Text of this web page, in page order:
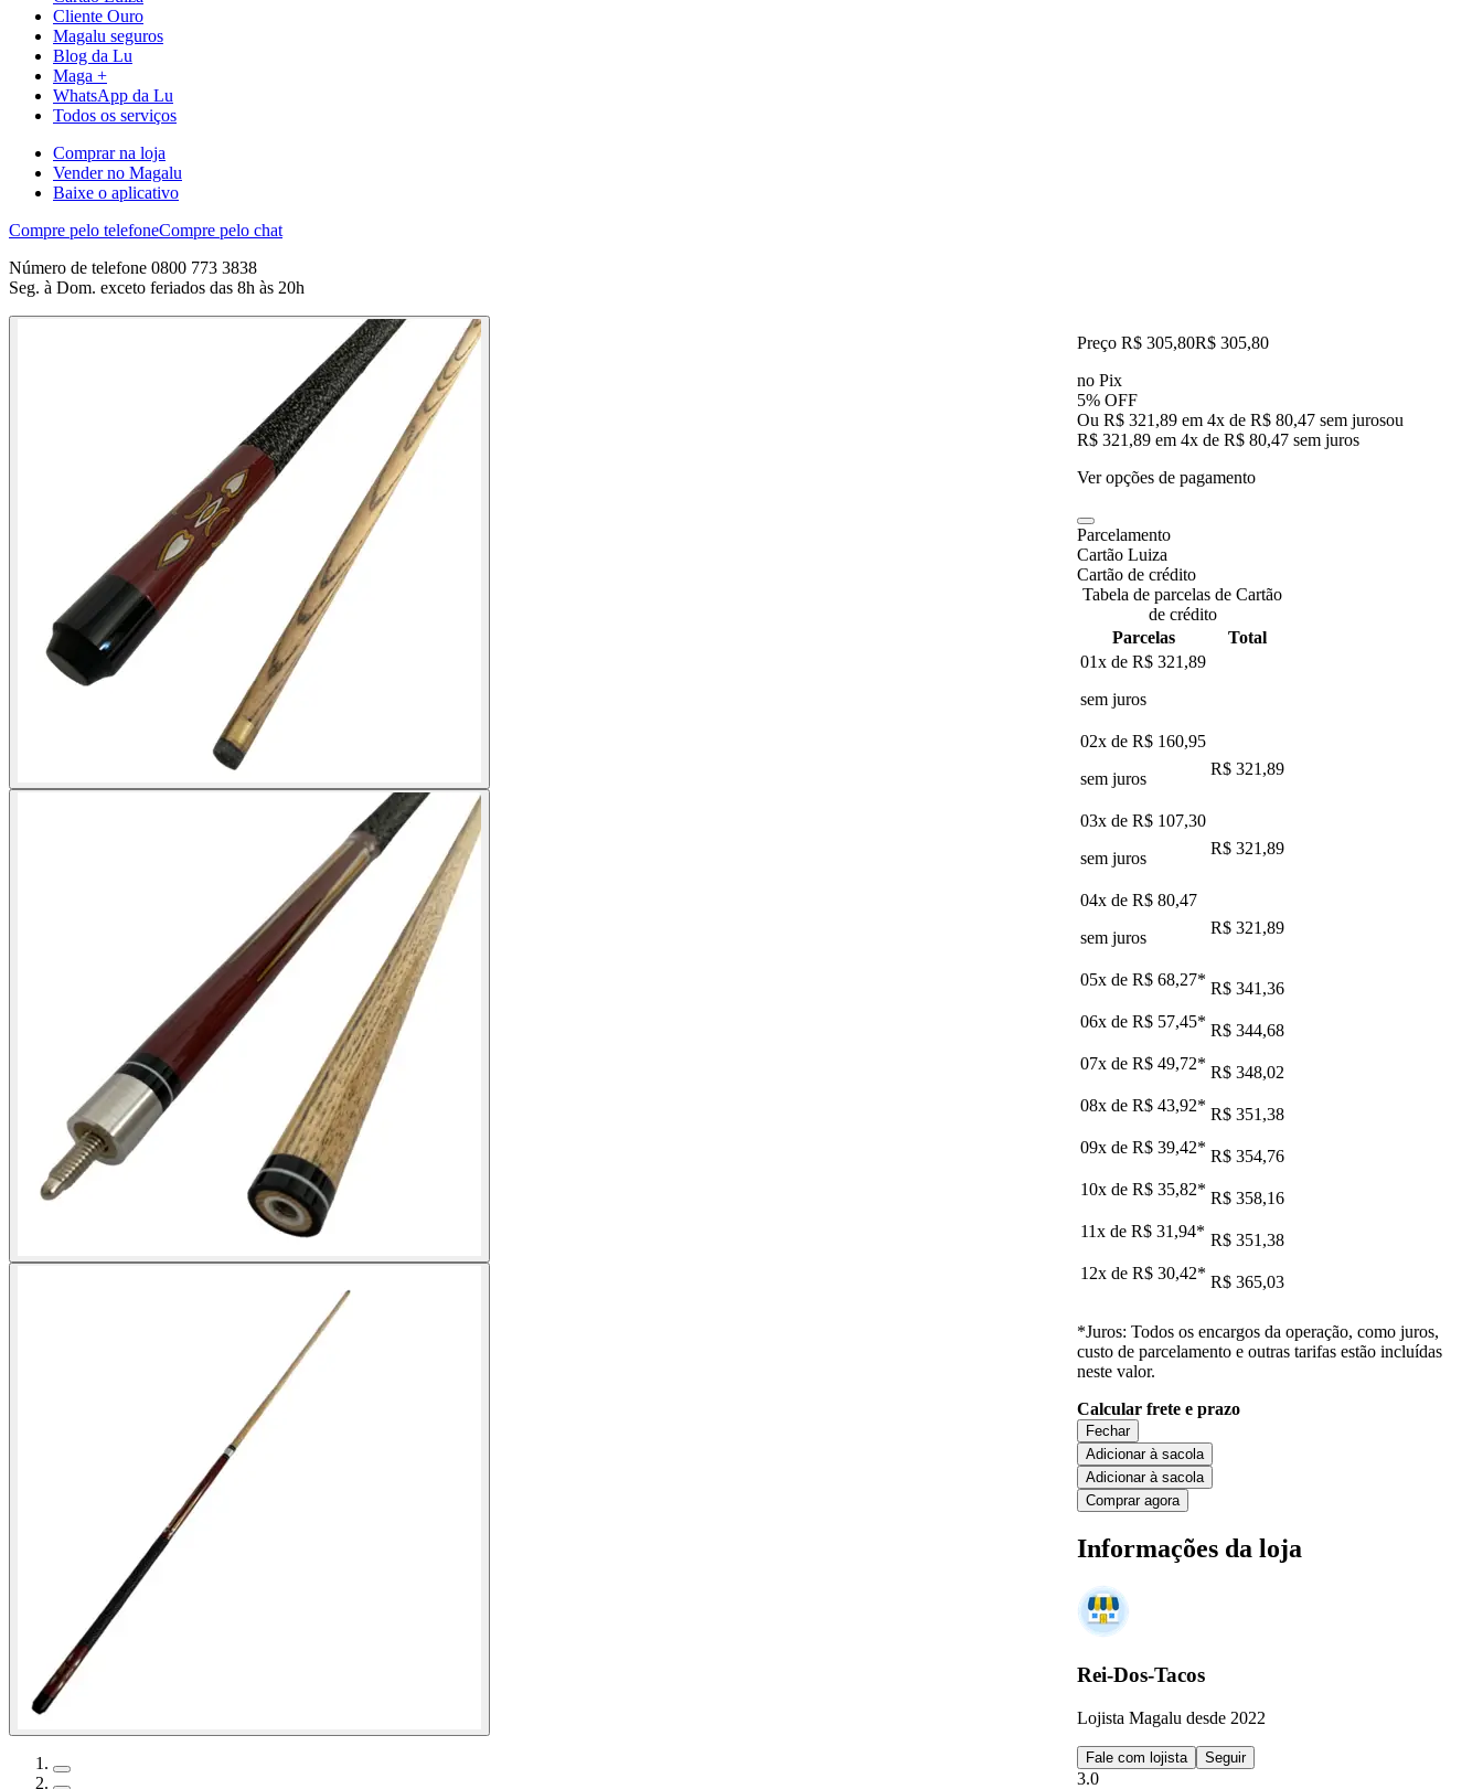
Cliente Ouro
Magalu seguros
Blog da Lu
Maga +
WhatsApp da Lu
Todos os serviços
Comprar na loja
Vender no Magalu
Baixe o aplicativo
Compre pelo telefoneCompre pelo chat
Número de telefone 0800 773 3838
Seg. à Dom. exceto feriados das 8h às 20h
Preço R$ 305,80R$ 305,80
no Pix
5% OFF
Ou R$ 321,89 em 4x de R$ 80,47 sem jurosou
R$ 321,89 em 4x de R$ 80,47 sem juros
Ver opções de pagamento
Parcelamento
Cartão Luiza
Cartão de crédito
Tabela de parcelas de Cartão
de crédito
Parcelas
Total
01x de R$ 321,89
sem juros
02x de R$ 160,95
sem juros
R$ 321,89
03x de R$ 107,30
sem juros
R$ 321,89
04x de R$ 80,47
sem juros
R$ 321,89
05x de R$ 68,27* R$ 341,36
06x de R$ 57,45* R$ 344,68
07x de R$ 49,72* R$ 348,02
08x de R$ 43,92* R$ 351,38
09x de R$ 39,42* R$ 354,76
10x de R$ 35,82* R$ 358,16
11x de R$ 31,94* R$ 351,38
12x de R$ 30,42* R$ 365,03
*Juros: Todos os encargos da operação, como juros,
custo de parcelamento e outras tarifas estão incluídas
neste valor.
Calcular frete e prazo
Fechar
Adicionar à sacola
Adicionar à sacola
Comprar agora
Informações da loja
Rei-Dos-Tacos
Lojista Magalu desde 2022
Fale com lojista Seguir
3.0